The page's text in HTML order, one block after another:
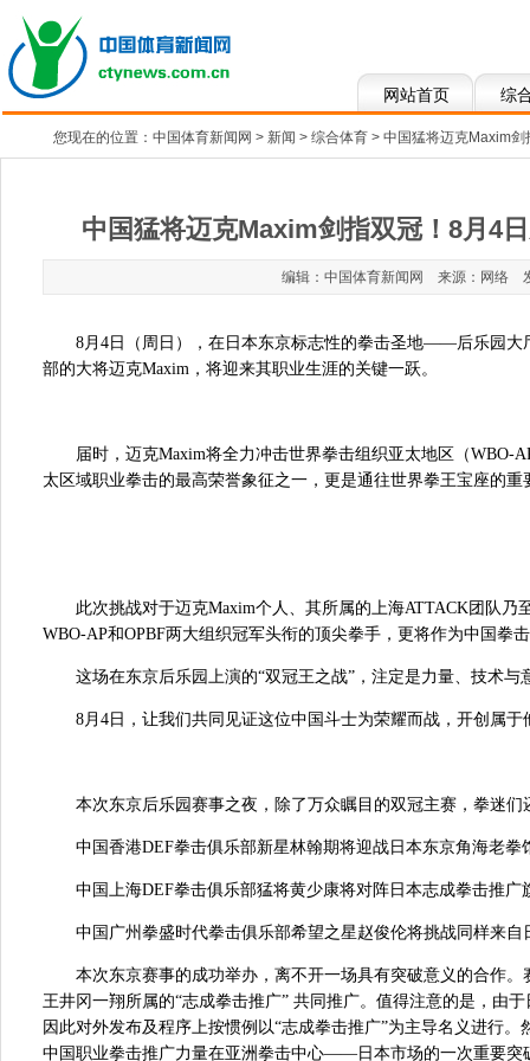
网站首页 综
您现在的位置： 中国体育新闻网 > 新闻 > 综合体育 > 中国猛将迈克Maxim
中国猛将迈克Maxim剑指双冠！8月4
编辑：中国体育新闻网 来源：网络
8月4日（周日），在日本东京标志性的拳击圣地——后乐园大
部的大将迈克Maxim，将迎来其职业生涯的关键一跃。
届时，迈克Maxim将全力冲击世界拳击组织亚太地区（WBO-
太区域职业拳击的最高荣誉象征之一，更是通往世界拳王宝座的重
此次挑战对于迈克Maxim个人、其所属的上海ATTACK团队
WBO-AP和OPBF两大组织冠军头衔的顶尖拳手，更将作为中国拳
这场在东京后乐园上演的“双冠王之战”，注定是力量、技术
8月4日，让我们共同见证这位中国斗士为荣耀而战，开创属
本次东京后乐园赛事之夜，除了万众瞩目的双冠主赛，拳迷
中国香港DEF拳击俱乐部新星林翰期将迎战日本东京角海老拳
中国上海DEF拳击俱乐部猛将黄少康将对阵日本志成拳击推广
中国广州拳盛时代拳击俱乐部希望之星赵俊伦将挑战同样来
本次东京赛事的成功举办，离不开一场具有突破意义的合作
王井冈一翔所属的“志成拳击推广” 共同推广。值得注意的是，由
因此对外发布及程序上按惯例以“志成拳击推广”为主导名义进行
中国职业拳击推广力量在亚洲拳击中心——日本市场的一次重要突